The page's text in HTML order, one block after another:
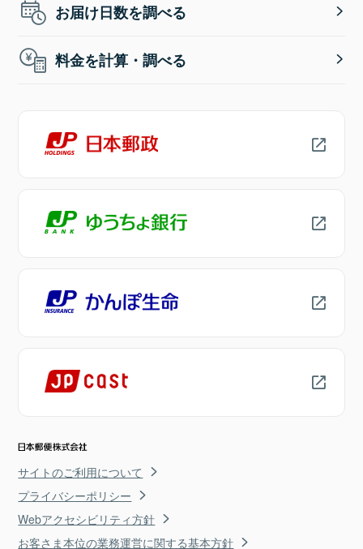
お届け日数を調べる
料金を計算・調べる
サイトのご利用について
プライバシーポリシー
Webアクセシビリティ方針
お客さま本位の業務運営に関する基本方針